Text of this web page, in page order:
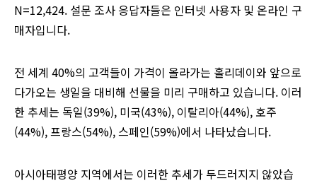
N=12,424. 설문 조사 응답자들은 인터넷 사용자 및 온라인 구
매자입니다.
전 세계 40%의 고객들이 가격이 올라가는 홀리데이와 앞으로
다가오는 생일을 대비해 선물을 미리 구매하고 있습니다. 이러
한 추세는 독일(39%), 미국(43%), 이탈리아(44%), 호주
(44%), 프랑스(54%), 스페인(59%)에서 나타났습니다.
아시아태평양 지역에서는 이러한 추세가 두드러지지 않았습